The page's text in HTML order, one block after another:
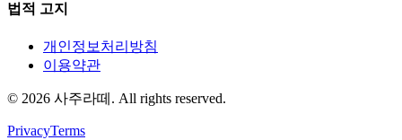
법적 고지
개인정보처리방침
이용약관
© 2026 사주라떼. All rights reserved.
PrivacyTerms